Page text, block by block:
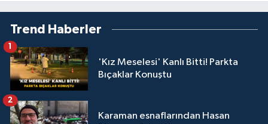
Trend Haberler
'Kız Meselesi' Kanlı Bitti! Parkta
Bıçaklar Konuştu
1
Karaman esnaflarından Hasan
2